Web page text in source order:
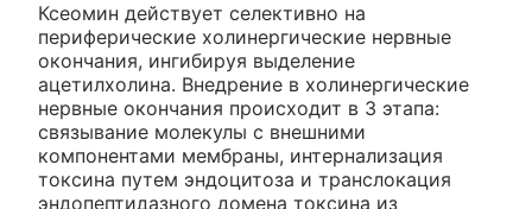
Ксеомин действует селективно на
периферические холинергические нервные
окончания, ингибируя выделение
ацетилхолина. Внедрение в холинергические
нервные окончания происходит в 3 этапа:
связывание молекулы с внешними
компонентами мембраны, интернализация
токсина путем эндоцитоза и транслокация
эндопептидазного домена токсина из